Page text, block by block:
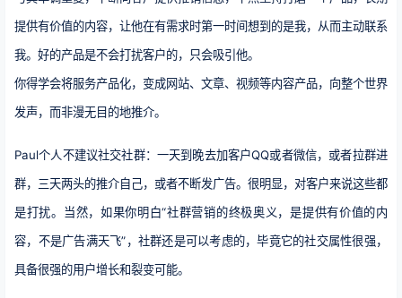
提供有价值的内容，让他在有需求时第一时间想到的是我，从而主动联系
我。好的产品是不会打扰客户的，只会吸引他。
你得学会将服务产品化，变成网站、文章、视频等内容产品，向整个世界
发声，而非漫无目的地推介。
Paul个人不建议社交社群：一天到晚去加客户QQ或者微信，或者拉群进
群，三天两头的推介自己，或者不断发广告。很明显，对客户来说这些都
是打扰。当然，如果你明白“社群营销的终极奥义，是提供有价值的内
容，不是广告满天飞”，社群还是可以考虑的，毕竟它的社交属性很强，
具备很强的用户增长和裂变可能。